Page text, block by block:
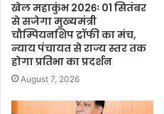
खेल महाकुंभ 2026ः 01 सितंबर
से सजेगा मुख्यमंत्री
चौम्पियनशिप ट्रॉफी का मंच,
न्याय पंचायत से राज्य स्तर तक
होगा प्रतिभा का प्रदर्शन
August 7, 2026